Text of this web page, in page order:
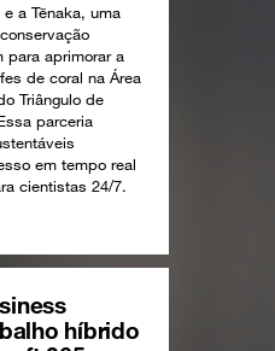
a Tēnaka, uma
para aprimorar a
de coral na Área
Triângulo de
parceria
em tempo real
cientistas 24/7.
híbrido